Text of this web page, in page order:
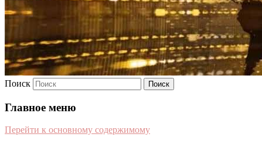
Поиск
Главное меню
Перейти к основному содержимому